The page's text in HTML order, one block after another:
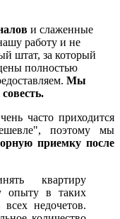
и слаженные
работу и не
штат, за который
полностью
Мы
часто приходится
поэтому мы
приемку после
квартиру
опыту в таких
недочетов.